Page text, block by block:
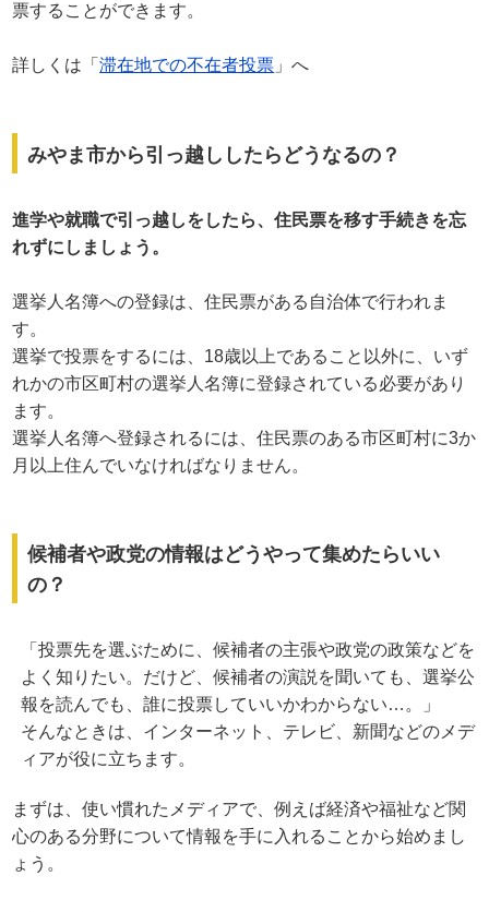
票することができます。
詳しくは「滞在地での不在者投票 」へ
みやま市から引っ越ししたらどうなるの？
進学や就職で引っ越しをしたら、住民票を移す手続きを忘
れずにしましょう。
選挙人名簿への登録は、住民票がある自治体で行われま
す。
選挙で投票をするには、18歳以上であること以外に、いず
れかの市区町村の選挙人名簿に登録されている必要があり
ます。
選挙人名簿へ登録されるには、住民票のある市区町村に3か
月以上住んでいなければなりません。
候補者や政党の情報はどうやって集めたらいい
の？
「投票先を選ぶために、候補者の主張や政党の政策などを
よく知りたい。だけど、候補者の演説を聞いても、選挙公
報を読んでも、誰に投票していいかわからない…。」
そんなときは、インターネット、テレビ、新聞などのメデ
ィアが役に立ちます。
まずは、使い慣れたメディアで、例えば経済や福祉など関
心のある分野について情報を手に入れることから始めまし
ょう。